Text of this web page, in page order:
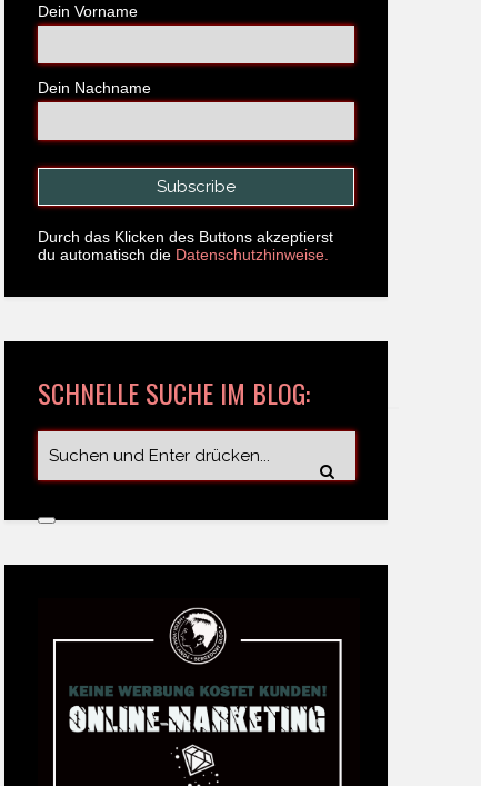
Dein Vorname
Dein Nachname
Durch das Klicken des Buttons akzeptierst
du automatisch die Datenschutzhinweise.
SCHNELLE SUCHE IM BLOG: